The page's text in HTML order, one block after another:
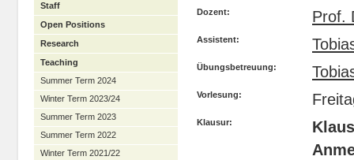
Staff
Open Positions
Research
Teaching
Summer Term 2024
Winter Term 2023/24
Summer Term 2023
Summer Term 2022
Winter Term 2021/22
Dozent: Prof.
Assistent:
Übungsbetreuung:
Vorlesung:
Klausur: